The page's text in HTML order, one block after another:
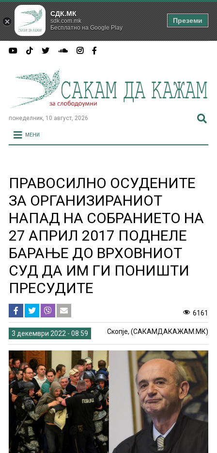
понеделник, 10 август, 2026
МЕНИ
ПРАВОСИЛНО ОСУДЕНИТЕ
ЗА ОРГАНИЗИРАНИОТ
НАПАД НА СОБРАНИЕТО НА
27 АПРИЛ 2017 ПОДНЕЛЕ
БАРАЊЕ ДО ВРХОВНИОТ
СУД ДА ИМ ГИ ПОНИШТИ
ПРЕСУДИТЕ
6161
3 декември 2022 - 08:59 Скопје, (САКАМДАКАЖАМ.МК)
СДК.МК
sdk.com.mk
Бесплатно на Google Play
Преземи